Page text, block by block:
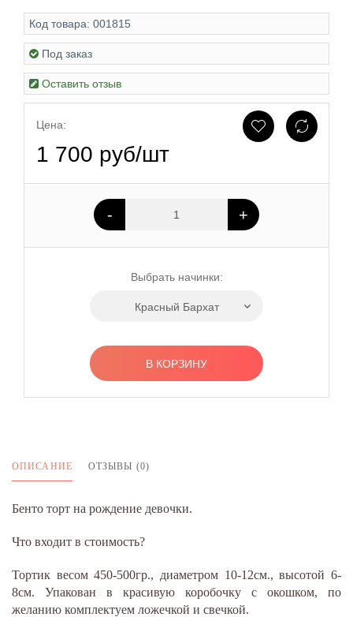
Код товара: 001815
Под заказ
Оставить отзыв
Цена:
1 700 руб/шт
- +
Выбрать начинки:
Красный Бархат
В КОРЗИНУ
ОПИСАНИЕ ОТЗЫВЫ (0)
Бенто торт на рождение девочки.
Что входит в стоимость?
Тортик весом 450-500гр., диаметром 10-12см., высотой 6-
8см. Упакован в красивую коробочку с окошком, по
желанию комплектуем ложечкой и свечкой.